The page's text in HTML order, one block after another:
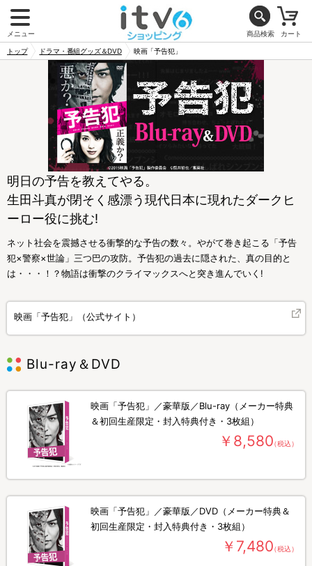
メニュー 商品検索 カート
トップ ドラマ・番組グッズ＆DVD 映画「予告犯」
明日の予告を教えてやる。
生田斗真が閉そく感漂う現代日本に現れたダークヒ
ーロー役に挑む!
ネット社会を震撼させる衝撃的な予告の数々。やがて巻き起こる「予告
犯×警察×世論」三つ巴の攻防。予告犯の過去に隠された、真の目的と
は・・・！？物語は衝撃のクライマックスへと突き進んでいく!
映画「予告犯」（公式サイト）
Blu-ray＆DVD
映画「予告犯」／豪華版／Blu-ray（メーカー特典
＆初回生産限定・封入特典付き・3枚組）
￥8,580（税込）
映画「予告犯」／豪華版／DVD（メーカー特典＆
初回生産限定・封入特典付き・3枚組）
￥7,480（税込）